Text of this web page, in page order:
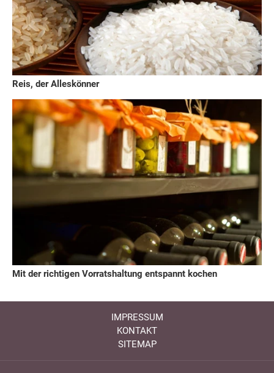
Reis, der Alleskönner
Mit der richtigen Vorratshaltung entspannt kochen
IMPRESSUM
KONTAKT
SITEMAP